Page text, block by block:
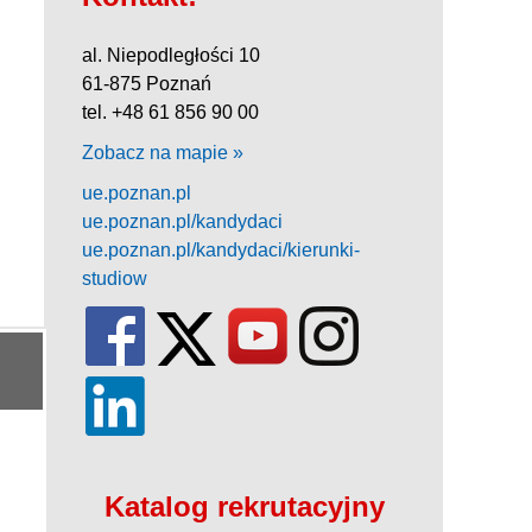
al. Niepodległości 10
61-875 Poznań
tel. +48 61 856 90 00
Zobacz na mapie »
ue.poznan.pl
ue.poznan.pl/kandydaci
ue.poznan.pl/kandydaci/kierunki-
studiow
Katalog rekrutacyjny